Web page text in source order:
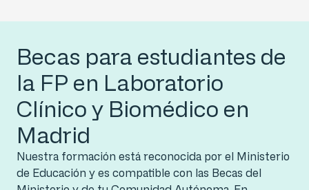
Becas para estudiantes de
la FP en Laboratorio
Clínico y Biomédico en
Madrid
Nuestra formación está reconocida por el Ministerio
de Educación y es compatible con las Becas del